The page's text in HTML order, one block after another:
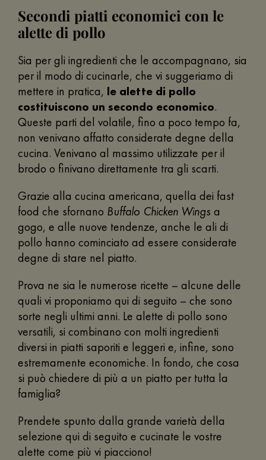
Secondi piatti economici con le
alette di pollo
Sia per gli ingredienti che le accompagnano, sia
per il modo di cucinarle, che vi suggeriamo di
mettere in pratica, le alette di pollo
costituiscono un secondo economico.
Queste parti del volatile, fino a poco tempo fa,
non venivano affatto considerate degne della
cucina. Venivano al massimo utilizzate per il
brodo o finivano direttamente tra gli scarti.
Grazie alla cucina americana, quella dei fast
food che sfornano Buffalo Chicken Wings a
gogo, e alle nuove tendenze, anche le ali di
pollo hanno cominciato ad essere considerate
degne di stare nel piatto.
Prova ne sia le numerose ricette – alcune delle
quali vi proponiamo qui di seguito – che sono
sorte negli ultimi anni. Le alette di pollo sono
versatili, si combinano con molti ingredienti
diversi in piatti saporiti e leggeri e, infine, sono
estremamente economiche. In fondo, che cosa
si può chiedere di più a un piatto per tutta la
famiglia?
Prendete spunto dalla grande varietà della
selezione qui di seguito e cucinate le vostre
alette come più vi piacciono!